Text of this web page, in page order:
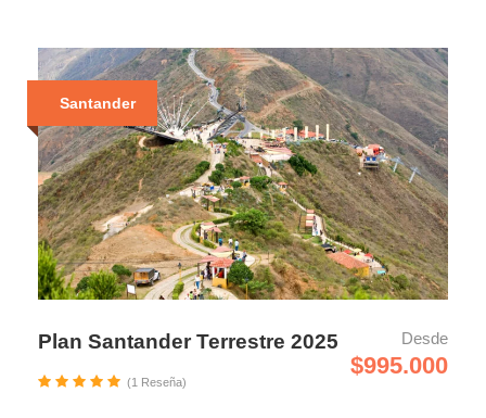
Santander
Plan Santander Terrestre 2025 Desde
$995.000
(1 Reseña)